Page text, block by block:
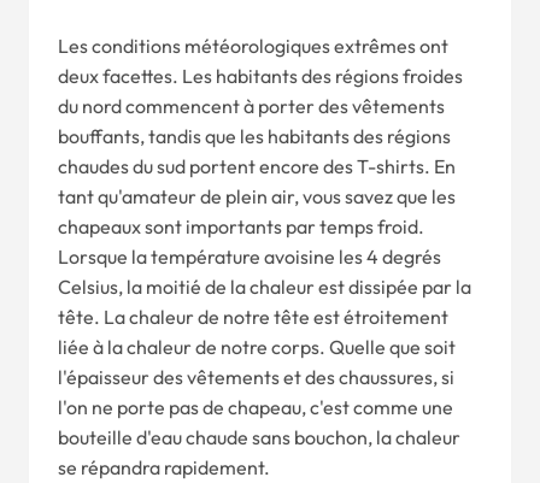
Les conditions météorologiques extrêmes ont
deux facettes. Les habitants des régions froides
du nord commencent à porter des vêtements
bouffants, tandis que les habitants des régions
chaudes du sud portent encore des T-shirts. En
tant qu'amateur de plein air, vous savez que les
chapeaux sont importants par temps froid.
Lorsque la température avoisine les 4 degrés
Celsius, la moitié de la chaleur est dissipée par la
tête. La chaleur de notre tête est étroitement
liée à la chaleur de notre corps. Quelle que soit
l'épaisseur des vêtements et des chaussures, si
l'on ne porte pas de chapeau, c'est comme une
bouteille d'eau chaude sans bouchon, la chaleur
se répandra rapidement.